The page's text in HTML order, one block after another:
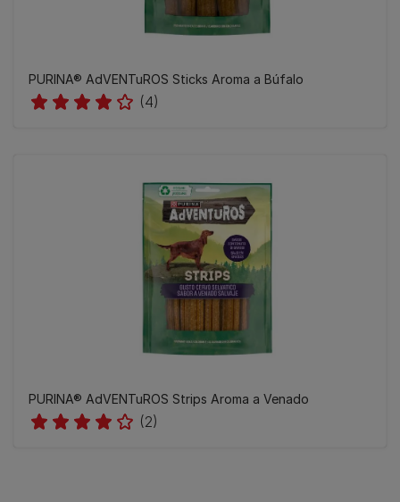
PURINA® AdVENTuROS Sticks Aroma a Búfalo
(4)
PURINA® AdVENTuROS Strips Aroma a Venado
(2)